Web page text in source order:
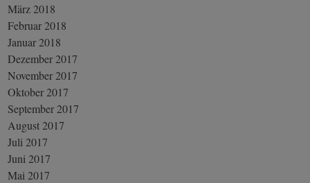
März 2018
Februar 2018
Januar 2018
Dezember 2017
November 2017
Oktober 2017
September 2017
August 2017
Juli 2017
Juni 2017
Mai 2017